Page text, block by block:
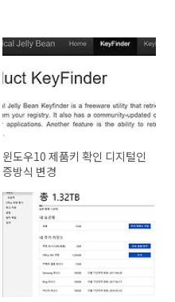
윈도우10 제품키 확인 디지털인
증방식 변경